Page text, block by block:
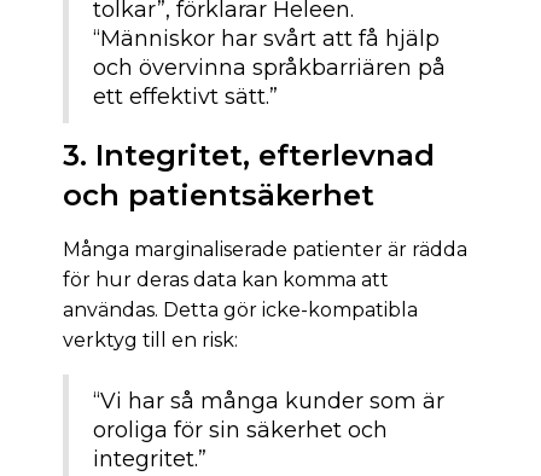
tolkar”, förklarar Heleen.
“Människor har svårt att få hjälp
och övervinna språkbarriären på
ett effektivt sätt.”
3. Integritet, efterlevnad
och patientsäkerhet
Många marginaliserade patienter är rädda
för hur deras data kan komma att
användas. Detta gör icke-kompatibla
verktyg till en risk:
“Vi har så många kunder som är
oroliga för sin säkerhet och
integritet.”